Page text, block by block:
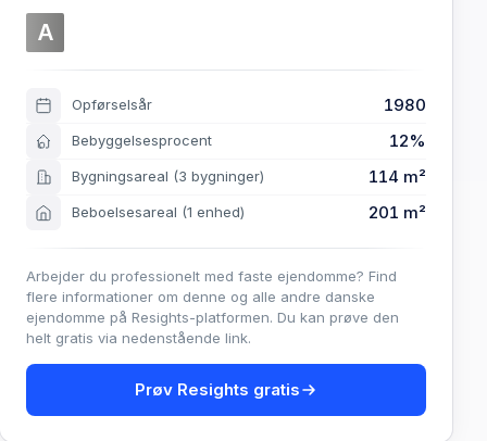
A
Opførselsår 1980
Bebyggelsesprocent 12%
Bygningsareal (3 bygninger) 114 m²
Beboelsesareal (1 enhed) 201 m²
Arbejder du professionelt med faste ejendomme? Find
flere informationer om denne og alle andre danske
ejendomme på Resights-platformen. Du kan prøve den
helt gratis via nedenstående link.
Prøv Resights gratis